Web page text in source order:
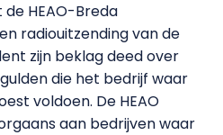
HEAO-Breda
radiouitzending van de
zijn beklag deed over
die het bedrijf waar
voldoen. De HEAO
aan bedrijven waar